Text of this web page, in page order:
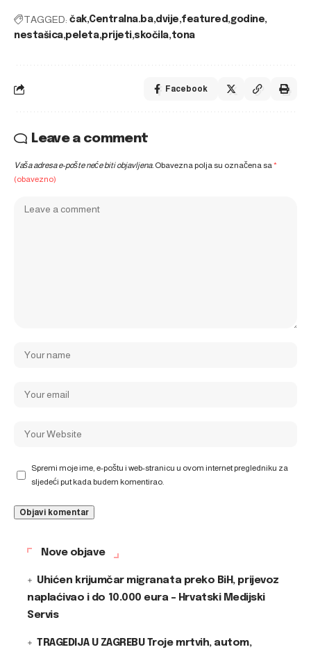
TAGGED: čak Centralna.ba dvije featured godine
nestašica peleta prijeti skočila tona
Facebook
Leave a comment
Vaša adresa e-pošte neće biti objavljena. Obavezna polja su označena sa*
(obavezno)
Spremi moje ime, e-poštu i web-stranicu u ovom internet pregledniku za
sljedeći put kada budem komentirao.
Nove objave
Uhićen krijumčar migranata preko BiH, prijevoz
naplaćivao i do 10.000 eura – Hrvatski Medijski
Servis
TRAGEDIJA U ZAGREBU Troje mrtvih, autom,